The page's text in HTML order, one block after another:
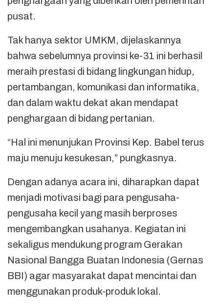
pusat.
Tak hanya sektor UMKM, dijelaskannya
bahwa sebelumnya provinsi ke-31 ini berhasil
meraih prestasi di bidang lingkungan hidup,
pertambangan, komunikasi dan informatika,
dan dalam waktu dekat akan mendapat
penghargaan di bidang pertanian.
“Hal ini menunjukan Provinsi Kep. Babel terus
maju menuju kesukesan,” pungkasnya.
Dengan adanya acara ini, diharapkan dapat
menjadi motivasi bagi para pengusaha-
pengusaha kecil yang masih berproses
mengembangkan usahanya. Kegiatan ini
sekaligus mendukung program Gerakan
Nasional Bangga Buatan Indonesia (Gernas
BBI) agar masyarakat dapat mencintai dan
menggunakan produk-produk lokal.